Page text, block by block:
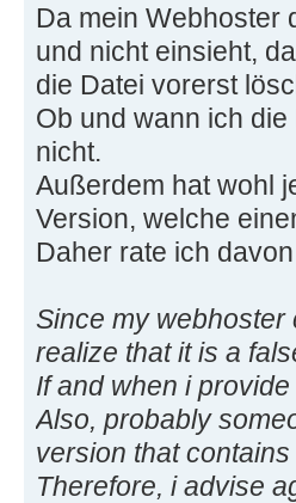
Da mein Webhoster
und nicht einsieht,
die Datei vorerst
Ob und wann ich
nicht.
Außerdem hat wohl
Version, welche
Daher rate ich
Since my webhoster
realize that it is a
If and when i
Also, probably
version that contains
Therefore, i advise